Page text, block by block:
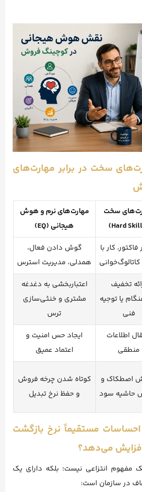
سخت در برابر مهارت‌های
سخت
مهارت‌های نرم و هوش
هیجانی (EQ)
کار با
گوش دادن فعال،
همدلی، مدیریت استرس
تخفیف
یا توجیه
فنی
اعتباربخشی به دغدغه
مشتری و خنثی‌سازی
ترس
اطلاعات
منطقی
ایجاد حس امنیت و
اعتماد عمیق
اصطکاک و
حاشیه سود
کوتاه شدن چرخه فروش
و حفظ نرخ تبدیل
مستقیماً نرخ بازگشت
مفهوم انتزاعی نیست؛ بلکه دارای یک
در سازمان است: